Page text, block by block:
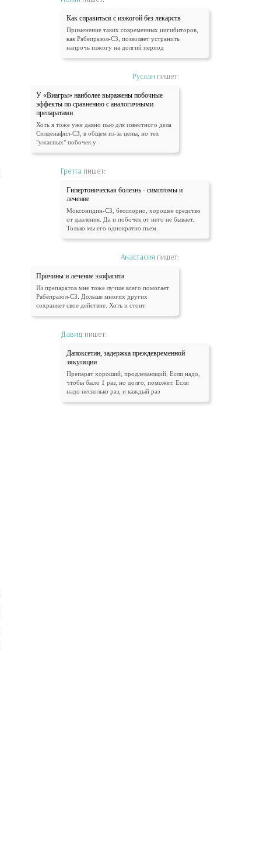
Как справиться с изжогой без лекарств
Применение таких современных ингибиторов,
как Рабепразол-СЗ, позволяет устранить
напрочь изжогу на долгий период
Руслан пишет:
У «Виагры» наиболее выражены побочные
эффекты по сравнению с аналогичными
препаратами
Хоть я тоже уже давно пью для известного дела
Силденафил-СЗ, в общем из-за цены, но тех
"ужасных" побочек у
Гретта пишет:
Гипертоническая болезнь - симптомы и
лечение
Моксонидин-СЗ, бесспорно, хорошее средство
от давления. Да и побочек от него не бывает.
Только мы его однократно пьем.
Анастасия пишет:
Причины и лечение эзофагита
Из препаратов мне тоже лучше всего помогает
Рабепразол-СЗ. Дольше многих других
сохраняет свое действие. Хоть и стоит
Давид пишет:
Дапоксетин, задержка преждевременной
эякуляции
Препарат хороший, продлевающий. Если надо,
чтобы было 1 раз, но долго, поможет. Если
надо несколько раз, и каждый раз